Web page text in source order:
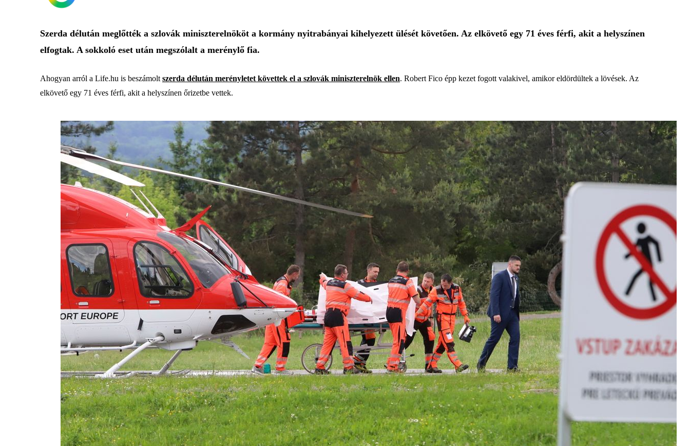
Szerda délután meglőtték a szlovák miniszterelnököt a kormány nyitrabányai kihelyezett ülését követően. Az elkövető egy 71 éves férfi, akit a helyszínen
elfogtak. A sokkoló eset után megszólalt a merénylő fia.
Ahogyan arról a Life.hu is beszámolt szerda délután merényletet követtek el a szlovák miniszterelnök ellen. Robert Fico épp kezet fogott valakivel, amikor eldördültek a lövések. Az
elkövető egy 71 éves férfi, akit a helyszínen őrizetbe vettek.